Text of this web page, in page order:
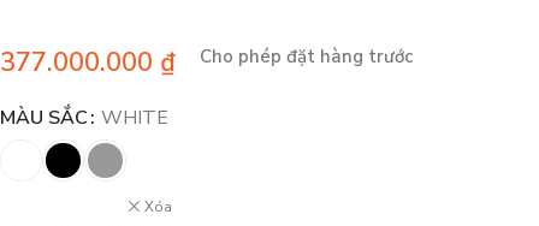
377.000.000 ₫ Cho phép đặt hàng trước
MÀU SẮC WHITE
Xóa